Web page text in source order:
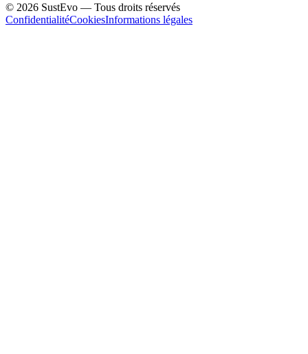
© 2026 SustEvo — Tous droits réservés
ConfidentialitéCookiesInformations légales